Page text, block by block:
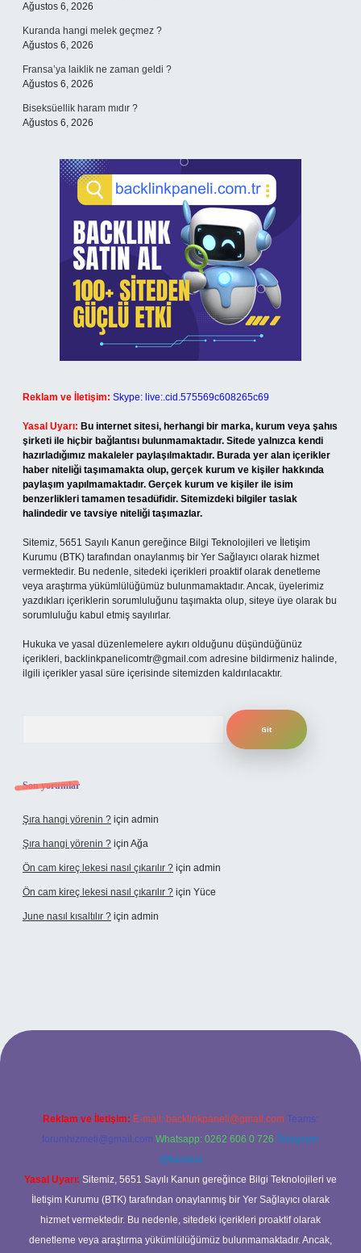
Ağustos 6, 2026
Kuranda hangi melek geçmez ?
Ağustos 6, 2026
Fransa’ya laiklik ne zaman geldi ?
Ağustos 6, 2026
Biseksüellik haram mıdır ?
Ağustos 6, 2026
Reklam ve İletişim: Skype: live:.cid.575569c608265c69
Yasal Uyarı: Bu internet sitesi, herhangi bir marka, kurum veya şahıs
şirketi ile hiçbir bağlantısı bulunmamaktadır. Sitede yalnızca kendi
hazırladığımız makaleler paylaşılmaktadır. Burada yer alan içerikler
haber niteliği taşımamakta olup, gerçek kurum ve kişiler hakkında
paylaşım yapılmamaktadır. Gerçek kurum ve kişiler ile isim
benzerlikleri tamamen tesadüfidir. Sitemizdeki bilgiler taslak
halindedir ve tavsiye niteliği taşımazlar.
Sitemiz, 5651 Sayılı Kanun gereğince Bilgi Teknolojileri ve İletişim
Kurumu (BTK) tarafından onaylanmış bir Yer Sağlayıcı olarak hizmet
vermektedir. Bu nedenle, sitedeki içerikleri proaktif olarak denetleme
veya araştırma yükümlülüğümüz bulunmamaktadır. Ancak, üyelerimiz
yazdıkları içeriklerin sorumluluğunu taşımakta olup, siteye üye olarak bu
sorumluluğu kabul etmiş sayılırlar.
Hukuka ve yasal düzenlemelere aykırı olduğunu düşündüğünüz
içerikleri, backlinkpanelicomtr@gmail.com adresine bildirmeniz halinde,
ilgili içerikler yasal süre içerisinde sitemizden kaldırılacaktır.
Son yorumlar
Şıra hangi yörenin ? için admin
Şıra hangi yörenin ? için Ağa
Ön cam kireç lekesi nasıl çıkarılır ? için admin
Ön cam kireç lekesi nasıl çıkarılır ? için Yüce
June nasıl kısaltılır ? için admin
giriş
Reklam ve İletişim: E-mail: backlinkpaneli@gmail.com Teams:
forumhizmeti@gmail.com Whatsapp: 0262 606 0 726 Telegram:
@karabul
Yasal Uyarı: Sitemiz, 5651 Sayılı Kanun gereğince Bilgi Teknolojileri ve
İletişim Kurumu (BTK) tarafından onaylanmış bir Yer Sağlayıcı olarak
hizmet vermektedir. Bu nedenle, sitedeki içerikleri proaktif olarak
denetleme veya araştırma yükümlülüğümüz bulunmamaktadır. Ancak,